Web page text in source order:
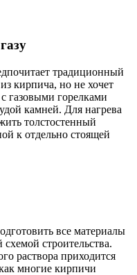
традиционный
кирпича, но не хочет
газовыми горелками
камней. Для нагрева
толстостенный
к отдельно стоящей
все материалы
строительства.
раствора приходится
многие кирпичи